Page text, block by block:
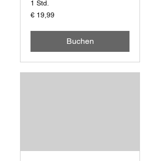
1 Std.
19,99
Euro
€ 19,99
Buchen